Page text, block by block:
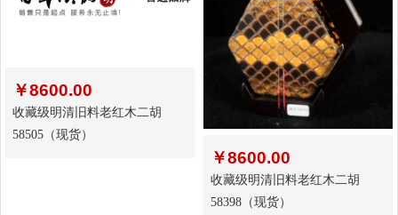
￥8600.00
收藏级明清旧料老红木二胡
58505（现货）
￥8600.00
收藏级明清旧料老红木二胡
58398（现货）